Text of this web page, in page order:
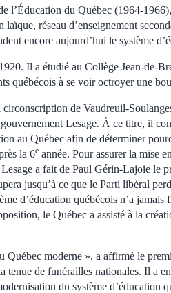
l’Éducation du Québec (1964-
réseau d’enseignement
encore aujourd’hui le système
Il a étudié au Collège Jean-de-
québécois à se voir octroyer une
de Vaudreuil-
Lesage. À ce titre, il
au Québec afin de déterminer
la 6e année. Pour assurer la mise
a fait de Paul Gérin-Lajoie le
jusqu’à ce que le Parti libéral
d’éducation québécois n’a
le Québec a assisté à la
Québec moderne », a affirmé le
de funérailles nationales. Il a
du système d’éducation